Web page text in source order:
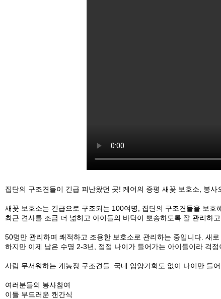
집단의 구조견들이 긴급 피난왔던 곳! 케어의 증평 새꽃 보호소, 봉사
새꽃 보호소는 긴급으로 구조되는 100여명, 집단의 구조견들을 보
최근 견사를 조금 더 넓히고 아이들의 바닥이 뽀송하도록 잘 관리하고
50명만 관리하며 쾌적하고 조용한 보호소로 관리하는 중입니다. 새
하지만 이제 남은 수명 2-3년, 점점 나이가 들어가는 아이들이라 걱정
사람 무서워하는 개농장 구조견들. 국내 입양기회도 없이 나이만 들
여러분들의 봉사참여
이들 부드러운 캔간식